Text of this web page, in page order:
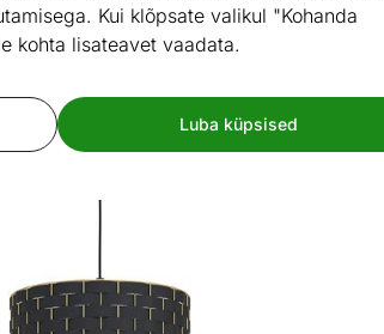
Kui klõpsate valikul "Kohanda
kohta lisateavet vaadata.
Luba küpsised